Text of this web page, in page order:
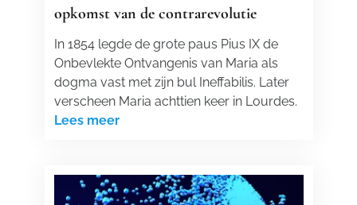
opkomst van de contrarevolutie
In 1854 legde de grote paus Pius IX de
Onbevlekte Ontvangenis van Maria als
dogma vast met zijn bul Ineffabilis. Later
verscheen Maria achttien keer in Lourdes.
Lees meer